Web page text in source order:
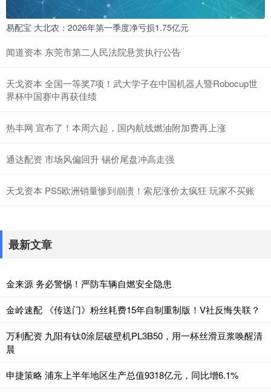
易配宝 大北农：2026年第一季度净亏损1.75亿元
闻道资本 东莞市第二人民法院悬赏执行公告
天戈资本 全国一等奖7项！武大学子在中国机器人暨Robocup世
界杯中国赛中再获佳绩
热丰网 宣布了！本周六起，国内航线燃油附加费再上涨
通达配资 市场风偏回升 锡价尾盘冲高走强
天戈资本 PS5欧洲销量惨到崩溃！索尼涨价太疯狂 玩家不买账
最新文章
金来源 务必警惕！严防车辆自燃安全隐患
金岭速配 《传送门》粉丝耗费15年自制重制版！V社反悔失联？
万利配资 九阳有钛0涂层破壁机PL3B50，用一杯丝滑豆浆唤醒清
晨
申捷策略 浦东上半年地区生产总值9318亿元，同比增6.1%